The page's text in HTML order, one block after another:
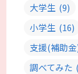
大学生 (9)
小学生 (16)
支援(補助
調べてみた